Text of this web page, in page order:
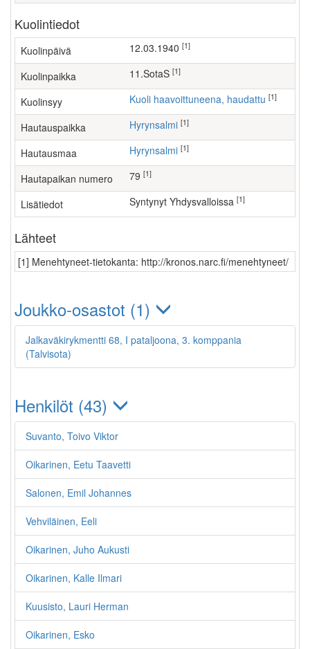
Kuolintiedot
Kuolinpäivä 12.03.1940 [1]
Kuolinpaikka 11.SotaS [1]
Kuolinsyy Kuoli haavoittuneena, haudattu [1]
Hautauspaikka Hyrynsalmi [1]
Hautausmaa Hyrynsalmi [1]
Hautapaikan numero 79 [1]
Lisätiedot Syntynyt Yhdysvalloissa [1]
Lähteet
[1] Menehtyneet-tietokanta: http://kronos.narc.fi/menehtyneet/
Joukko-osastot (1)
Jalkaväkirykmentti 68, I pataljoona, 3. komppania
(Talvisota)
Henkilöt (43)
Suvanto, Toivo Viktor
Oikarinen, Eetu Taavetti
Salonen, Emil Johannes
Vehviläinen, Eeli
Oikarinen, Juho Aukusti
Oikarinen, Kalle Ilmari
Kuusisto, Lauri Herman
Oikarinen, Esko